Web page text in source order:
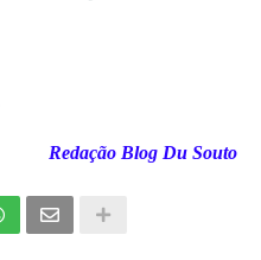
Redação Blog Du Souto